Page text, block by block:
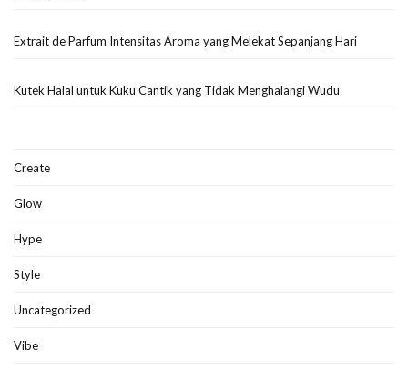
Extrait de Parfum Intensitas Aroma yang Melekat Sepanjang Hari
Kutek Halal untuk Kuku Cantik yang Tidak Menghalangi Wudu
Create
Glow
Hype
Style
Uncategorized
Vibe